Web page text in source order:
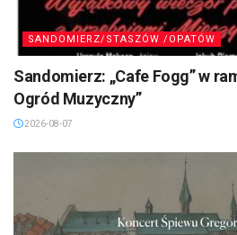
SANDOMIERZ/STASZÓW /OPATÓW
Sandomierz: „Cafe Fogg” w
Ogród Muzyczny”
2026-08-07